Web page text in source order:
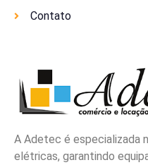
A Adetec é especializada
elétricas, garantindo
Contato